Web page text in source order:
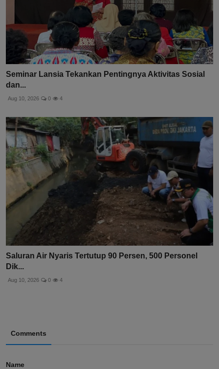
Seminar Lansia Tekankan Pentingnya Aktivitas Sosial
dan...
Aug 10, 2026 0 4
Saluran Air Nyaris Tertutup 90 Persen, 500 Personel
Dik...
Aug 10, 2026 0 4
Comments
Name